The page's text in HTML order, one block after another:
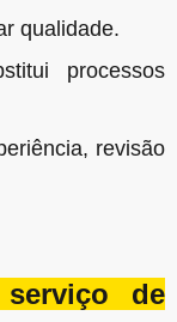
qualidade.
processos
revisão
de